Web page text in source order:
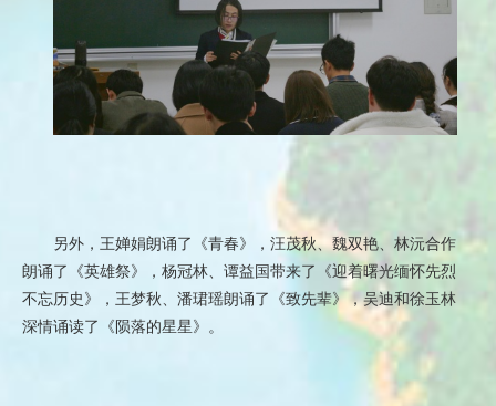
另外，王婵娟朗诵了《青春》，汪茂秋、魏双艳、林沅合作
朗诵了《英雄祭》，杨冠林、谭益国带来了《迎着曙光缅怀先烈
不忘历史》，王梦秋、潘珺瑶朗诵了《致先辈》，吴迪和徐玉林
深情诵读了《陨落的星星》。